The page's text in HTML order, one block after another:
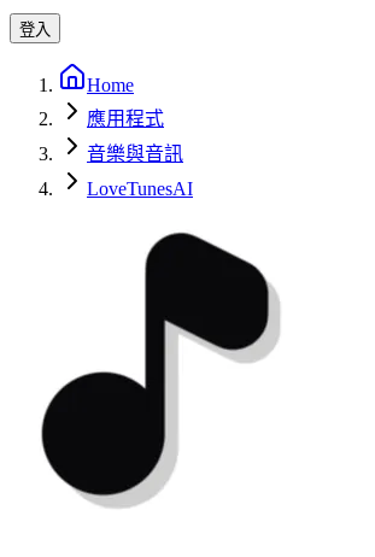
登入
Home
應用程式
音樂與音訊
LoveTunesAI